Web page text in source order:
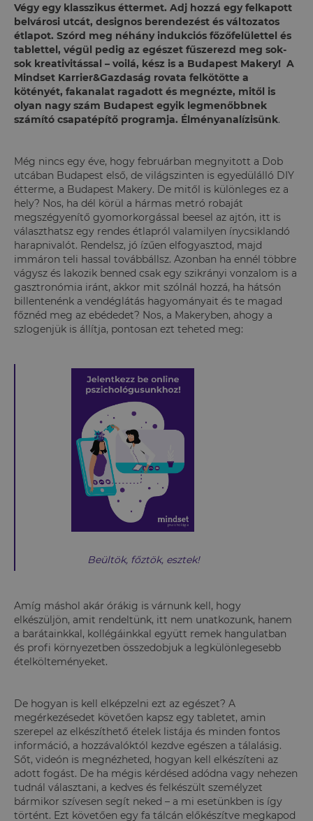
Végy egy klasszikus éttermet. Adj hozzá egy felkapott
belvárosi utcát, designos berendezést és változatos
étlapot. Szórd meg néhány indukciós főzőfelülettel és
tablettel, végül pedig az egészet fűszerezd meg sok-
sok kreativitással – voilá, kész is a Budapest Makery! A
Mindset Karrier&Gazdaság rovata felkötötte a
kötényét, fakanalat ragadott és megnézte, mitől is
olyan nagy szám Budapest egyik legmenőbbnek
számító csapatépítő programja. Élményanalízisünk.
Még nincs egy éve, hogy februárban megnyitott a Dob
utcában Budapest első, de világszinten is egyedülálló DIY
étterme, a Budapest Makery. De mitől is különleges ez a
hely? Nos, ha dél körül a hármas metró robaját
megszégyenítő gyomorkorgással beesel az ajtón, itt is
választhatsz egy rendes étlapról valamilyen ínycsiklandó
harapnivalót. Rendelsz, jó ízűen elfogyasztod, majd
immáron teli hassal továbbállsz. Azonban ha ennél többre
vágysz és lakozik benned csak egy szikrányi vonzalom is a
gasztronómia iránt, akkor mit szólnál hozzá, ha hátsón
billentenénk a vendéglátás hagyományait és te magad
főznéd meg az ebédedet? Nos, a Makeryben, ahogy a
szlogenjük is állítja, pontosan ezt teheted meg:
Beültök, főztök, esztek!
Amíg máshol akár órákig is várnunk kell, hogy
elkészüljön, amit rendeltünk, itt nem unatkozunk, hanem
a barátainkkal, kollégáinkkal együtt remek hangulatban
és profi környezetben összedobjuk a legkülönlegesebb
ételkölteményeket.
De hogyan is kell elképzelni ezt az egészet? A
megérkezésedet követően kapsz egy tabletet, amin
szerepel az elkészíthető ételek listája és minden fontos
információ, a hozzávalóktól kezdve egészen a tálalásig.
Sőt, videón is megnézheted, hogyan kell elkészíteni az
adott fogást. De ha mégis kérdésed adódna vagy nehezen
tudnál választani, a kedves és felkészült személyzet
bármikor szívesen segít neked – a mi esetünkben is így
történt. Ezt követően egy fa tálcán előkészítve megkapod